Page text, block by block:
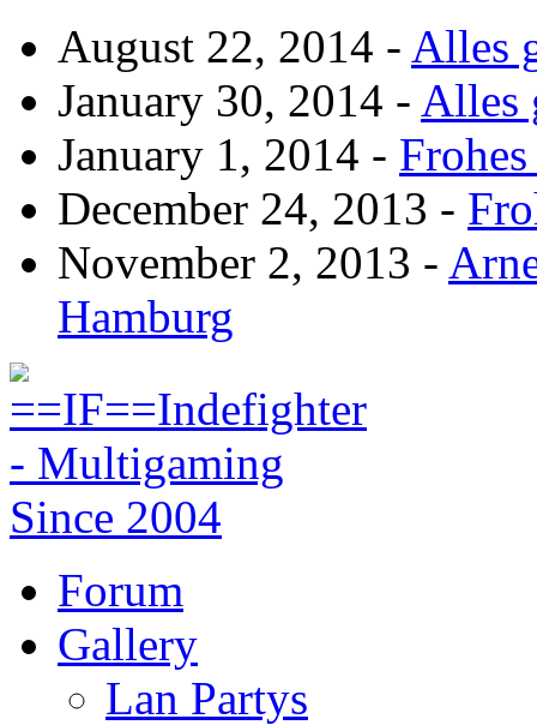
August 22, 2014 - Alles
January 30, 2014 - Alles
January 1, 2014 -
December 24, 2013 -
November 2, 2013 -
Hamburg
Forum
Gallery
Lan Partys